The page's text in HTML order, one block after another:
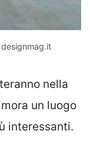
nella
un luogo
interessanti.